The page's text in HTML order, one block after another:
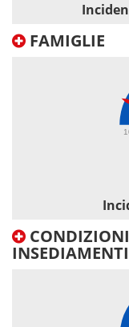
FAMIGLIE
INSEDIAMENTI